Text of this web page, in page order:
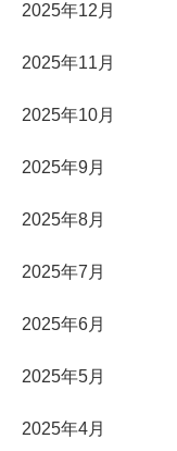
2025年12月
2025年11月
2025年10月
2025年9月
2025年8月
2025年7月
2025年6月
2025年5月
2025年4月